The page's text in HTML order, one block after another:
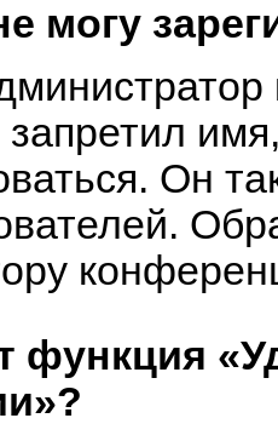
могу
Он
функция